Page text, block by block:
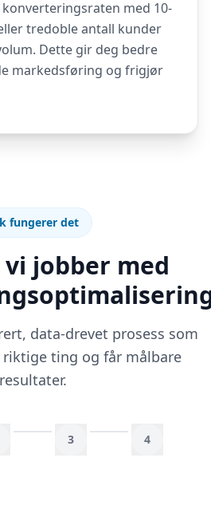
med 10-
tredoble antall kunder
Dette gir deg bedre
markedsføring og frigjør
fungerer det
jobber med
data-drevet prosess som
ting og får målbare
resultater.
3 4